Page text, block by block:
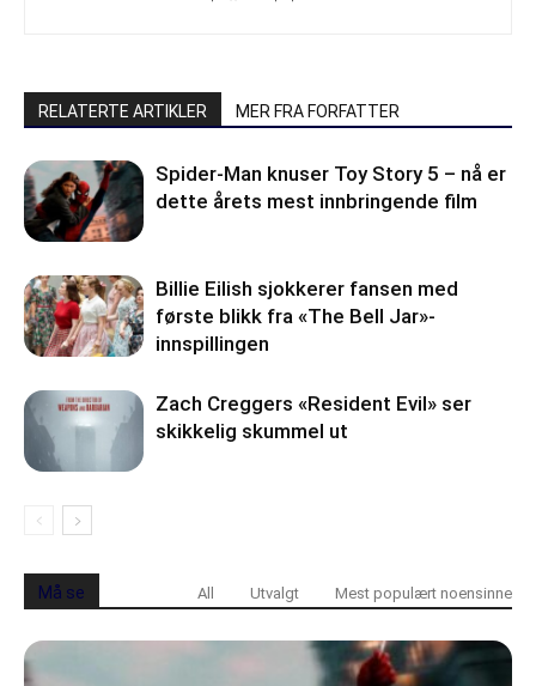
RELATERTE ARTIKLER MER FRA FORFATTER
Spider-Man knuser Toy Story 5 – nå er
dette årets mest innbringende film
Billie Eilish sjokkerer fansen med
første blikk fra «The Bell Jar»-
innspillingen
Zach Creggers «Resident Evil» ser
skikkelig skummel ut
Må se All Utvalgt Mest populært noensinne